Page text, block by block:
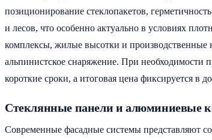
позиционирование стеклопакетов,
и лесов, что особенно актуально в условиях
комплексы, жилые высотки и производственные
альпинистское снаряжение. При
короткие сроки, а итоговая цена фиксируется в
Стеклянные панели и алюминиевые
Современные фасадные системы представляют